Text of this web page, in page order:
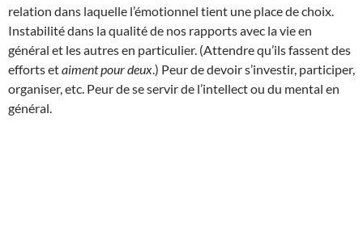
relation dans laquelle l’émotionnel tient une place de choix.
Instabilité dans la qualité de nos rapports avec la vie en
général et les autres en particulier. (Attendre qu’ils fassent des
efforts etaiment pour deux.) Peur de devoir s’investir, participer,
organiser, etc. Peur de se servir de l’intellect ou du mental en
général.